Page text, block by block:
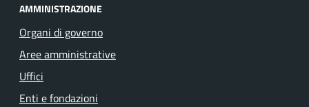
AMMINISTRAZIONE
Organi di governo
Aree amministrative
Uffici
Enti e fondazioni